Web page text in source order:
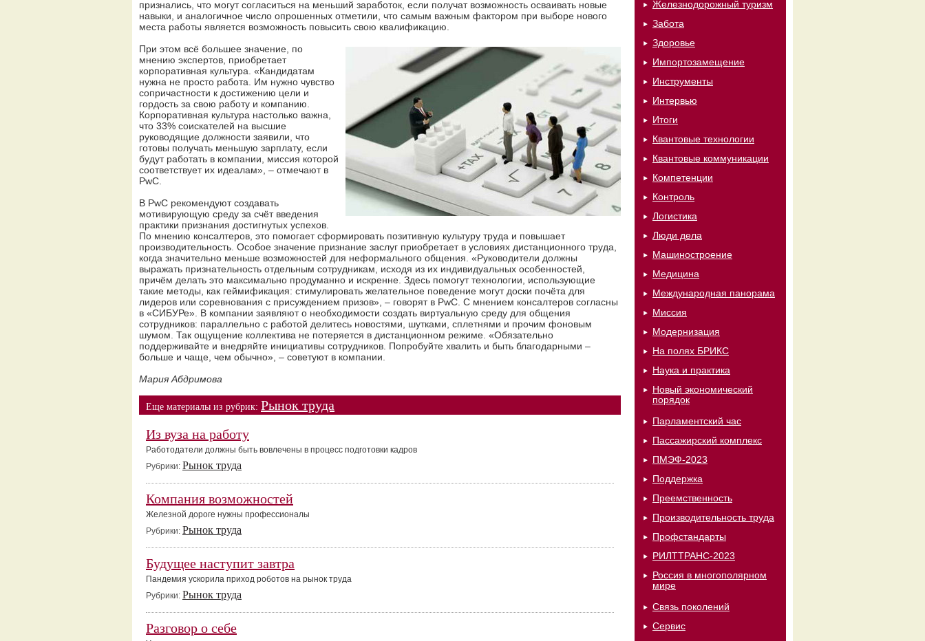
признались, что могут согласиться на меньший заработок, если получат возможность осваивать новые
навыки, и аналогичное число опрошенных отметили, что самым важным фактором при выборе нового
места работы является возможность повысить свою квалификацию.
При этом всё большее значение, по
мнению экспертов, приобретает
корпоративная культура. «Кандидатам
нужна не просто работа. Им нужно чувство
сопричастности к достижению цели и
гордость за свою работу и компанию.
Корпоративная культура настолько важна,
что 33% соискателей на высшие
руководящие должности заявили, что
готовы получать меньшую зарплату, если
будут работать в компании, миссия которой
соответствует их идеалам», – отмечают в
PwC.
В PwC рекомендуют создавать
мотивирующую среду за счёт введения
практики признания достигнутых успехов.
По мнению консалтеров, это помогает сформировать позитивную культуру труда и повышает
производительность. Особое значение признание заслуг приобретает в условиях дистанционного труда,
когда значительно меньше возможностей для неформального общения. «Руководители должны
выражать признательность отдельным сотрудникам, исходя из их индивидуальных особенностей,
причём делать это максимально продуманно и искренне. Здесь помогут технологии, использующие
такие методы, как геймификация: стимулировать желательное поведение могут доски почёта для
лидеров или соревнования с присуждением призов», – говорят в PwC. С мнением консалтеров согласны
в «СИБУРе». В компании заявляют о необходимости создать виртуальную среду для общения
сотрудников: параллельно с работой делитесь новостями, шутками, сплетнями и прочим фоновым
шумом. Так ощущение коллектива не потеряется в дистанционном режиме. «Обязательно
поддерживайте и внедряйте инициативы сотрудников. Попробуйте хвалить и быть благодарными –
больше и чаще, чем обычно», – советуют в компании.
Мария Абдримова
Еще материалы из рубрик: Рынок труда
Из вуза на работу
Работодатели должны быть вовлечены в процесс подготовки кадров
Рубрики: Рынок труда
Компания возможностей
Железной дороге нужны профессионалы
Рубрики: Рынок труда
Будущее наступит завтра
Пандемия ускорила приход роботов на рынок труда
Рубрики: Рынок труда
Разговор о себе
Железнодорожный туризм
Забота
Здоровье
Импортозамещение
Инструменты
Интервью
Итоги
Квантовые технологии
Квантовые коммуникации
Компетенции
Контроль
Логистика
Люди дела
Машиностроение
Медицина
Международная панорама
Миссия
Модернизация
На полях БРИКС
Наука и практика
Новый экономический
порядок
Парламентский час
Пассажирский комплекс
ПМЭФ-2023
Поддержка
Преемственность
Производительность труда
Профстандарты
РИЛТТРАНС-2023
Россия в многополярном
мире
Связь поколений
Сервис